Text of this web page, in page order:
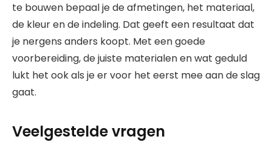
te bouwen bepaal je de afmetingen, het materiaal,
de kleur en de indeling. Dat geeft een resultaat dat
je nergens anders koopt. Met een goede
voorbereiding, de juiste materialen en wat geduld
lukt het ook als je er voor het eerst mee aan de slag
gaat.
Veelgestelde vragen